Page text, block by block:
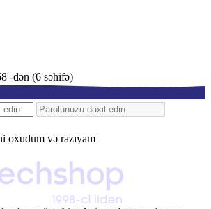
-dən (6 səhifə)
oxudum və razıyam